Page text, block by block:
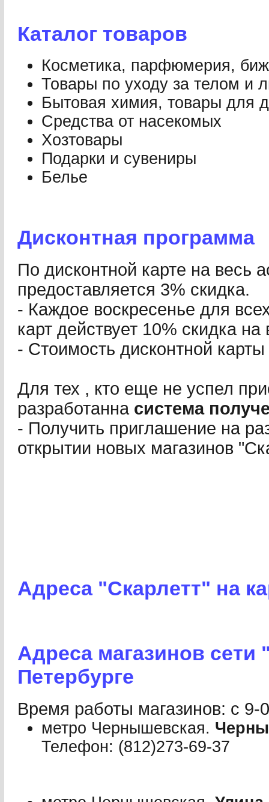
Каталог товаров
Косметика, парфюмерия,
Товары по уходу за телом и
Бытовая химия, товары для
Средства от насекомых
Хозтовары
Подарки и сувениры
Белье
Дисконтная программа
По дисконтной карте на весь
предоставляется 3% скидка.
- Каждое воскресенье для
карт действует 10% скидка на
- Стоимость дисконтной
Для тех , кто еще не успел
разработанна система
- Получить приглашение на
открытии новых магазинов
Адреса "Скарлетт" на
Адреса магазинов сети
Петербурге
Время работы магазинов: с 9-
метро Чернышевская.
Телефон: (812)273-69-37